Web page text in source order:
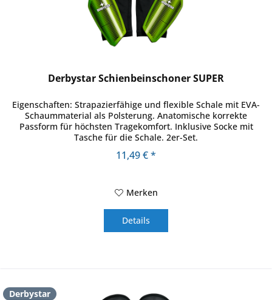
Derbystar Schienbeinschoner SUPER
Eigenschaften: Strapazierfähige und flexible Schale mit EVA-
Schaummaterial als Polsterung. Anatomische korrekte
Passform für höchsten Tragekomfort. Inklusive Socke mit
Tasche für die Schale. 2er-Set.
11,49 € *
Merken
Details
Derbystar